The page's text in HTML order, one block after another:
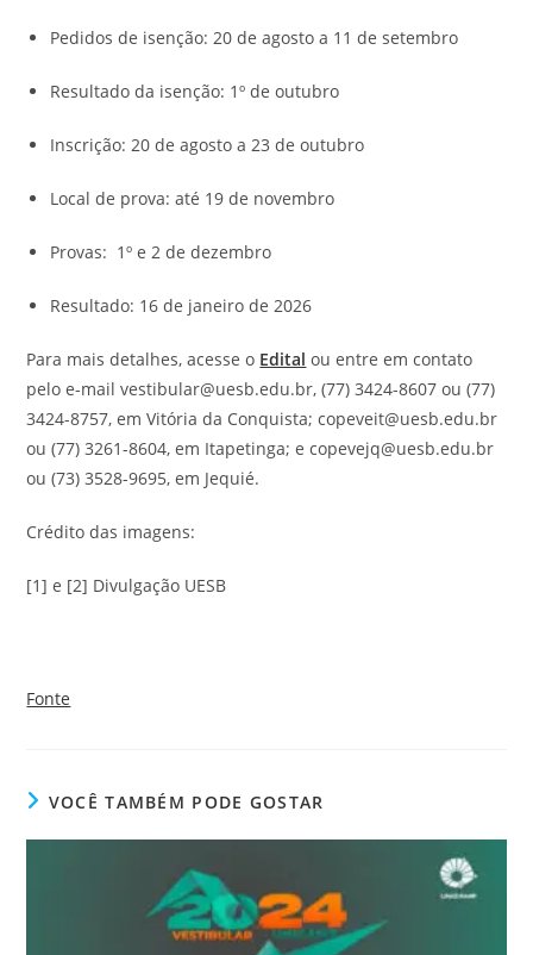
Pedidos de isenção: 20 de agosto a 11 de setembro
Resultado da isenção: 1º de outubro
Inscrição: 20 de agosto a 23 de outubro
Local de prova: até 19 de novembro
Provas: 1º e 2 de dezembro
Resultado: 16 de janeiro de 2026
Para mais detalhes, acesse o Edital ou entre em contato
pelo e-mail vestibular@uesb.edu.br, (77) 3424-8607 ou (77)
3424-8757, em Vitória da Conquista; copeveit@uesb.edu.br
ou (77) 3261-8604, em Itapetinga; e copevejq@uesb.edu.br
ou (73) 3528-9695, em Jequié.
Crédito das imagens:
[1] e [2] Divulgação UESB
Fonte
VOCÊ TAMBÉM PODE GOSTAR